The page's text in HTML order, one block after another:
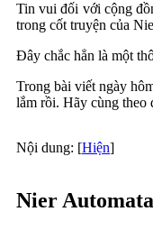
Tin vui đối với cộng
trong cốt truyện của
Đây chắc hẳn là một
Trong bài viết ngày
lắm rồi. Hãy cùng theo
Nội dung: [Hiện]
Nier